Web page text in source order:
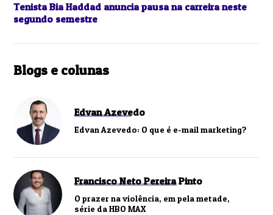
Tenista Bia Haddad anuncia pausa na carreira neste
segundo semestre
Blogs e colunas
Edvan Azevedo
Edvan Azevedo: O que é e-mail marketing?
Francisco Neto Pereira Pinto
O prazer na violência, em pela metade,
série da HBO MAX